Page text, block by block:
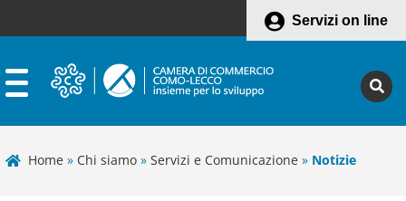
Servizi on line
Home » Chi siamo » Servizi e Comunicazione » Notizie